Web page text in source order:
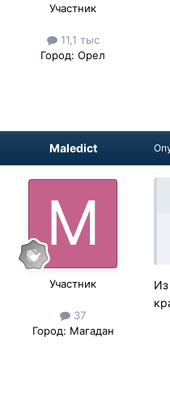
Участник
11,1 тыс
Город: Орел
Maledict
Участник
37
Город: Магадан